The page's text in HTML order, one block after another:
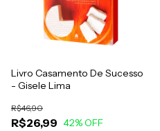
Livro Casamento De Sucesso
- Gisele Lima
R$26,99
R$46,90
42% OFF